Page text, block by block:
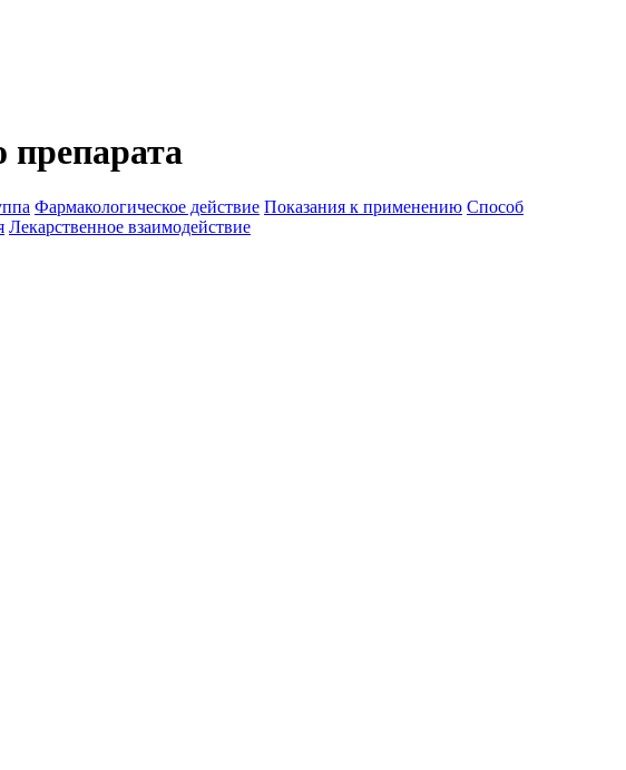
Фармакологическое действие Показания к применению Способ
Лекарственное взаимодействие